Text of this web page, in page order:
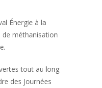
Énergie à la
de méthanisation
tout au long
des Journées